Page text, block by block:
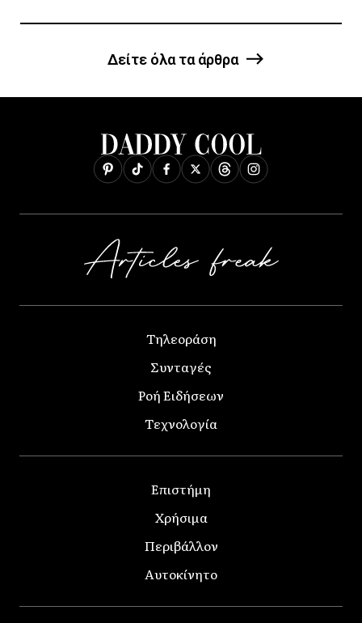
Δείτε όλα τα άρθρα
Τηλεοράση
Συνταγές
Ροή Ειδήσεων
Τεχνολογία
Επιστήμη
Χρήσιμα
Περιβάλλον
Αυτοκίνητο